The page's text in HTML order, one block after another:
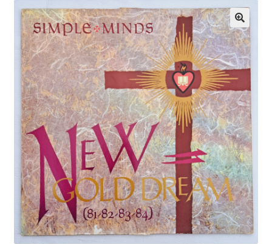
Echipamente
Listă produse
Oferta lunii
Contul meu
Blog
lei0,00
🔍